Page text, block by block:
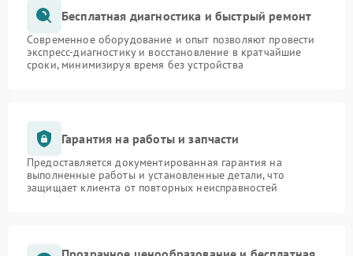
Бесплатная диагностика и быстрый ремонт
Современное оборудование и опыт позволяют провести
экспресс-диагностику и восстановление в кратчайшие
сроки, минимизируя время без устройства
Гарантия на работы и запчасти
Предоставляется документированная гарантия на
выполненные работы и установленные детали, что
защищает клиента от повторных неисправностей